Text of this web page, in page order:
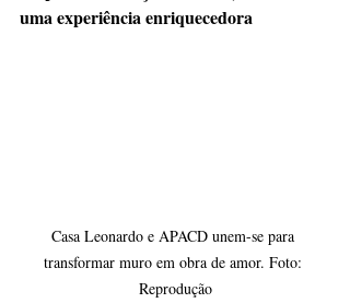
uma experiência enriquecedora
Casa Leonardo e APACD unem-se para
transformar muro em obra de amor. Foto:
Reprodução